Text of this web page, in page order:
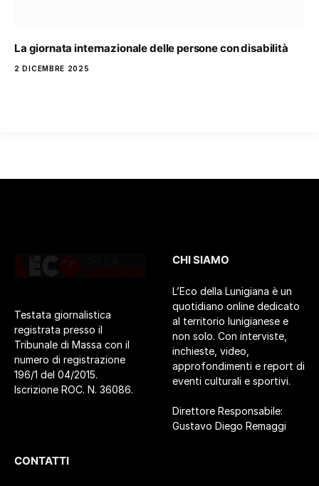
La giornata internazionale delle persone con disabilità
2 DICEMBRE 2025
Testata giornalistica
registrata presso il
Tribunale di Massa con il
numero di registrazione
196/1 del 04/2015.
Iscrizione ROC. N. 36086.
CHI SIAMO
L’Eco della Lunigiana è un
quotidiano online dedicato
al territorio lunigianese e
non solo. Con interviste,
inchieste, video,
approfondimenti e report di
eventi culturali e sportivi.
Direttore Responsabile:
Gustavo Diego Remaggi
CONTATTI